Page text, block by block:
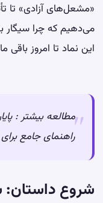
«مشعل‌های آزادی» تا
می‌دهیم که چرا سیگار
این نماد تا امروز باقی
مطالعه بیشتر :
راهنمای جامع
شروع داستان: